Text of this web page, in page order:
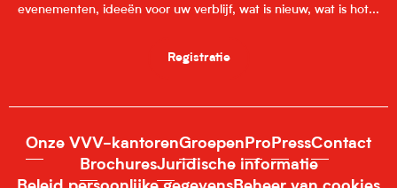
evenementen, ideeën voor uw verblijf, wat is nieuw, wat is hot...
Registratie
Onze VVV-kantorenGroepen Pro PressContact
BrochuresJuridische informatie